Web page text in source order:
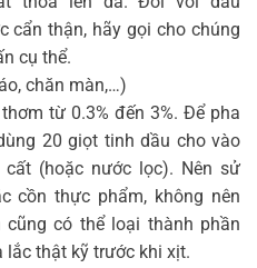
cẩn thận, hãy gọi cho chúng
cụ thể.
chăn màn,…)
từ 0.3% đến 3%. Để pha
20 giọt tinh dầu cho vào
(hoặc nước lọc). Nên sử
cồn thực phẩm, không nên
có thể loại thành phần
lắc thật kỹ trước khi xịt.